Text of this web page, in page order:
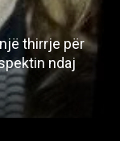
thirrje për
ndaj